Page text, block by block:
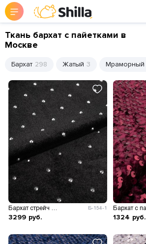
Ткань бархат с пайетками в
Москве
Бархат 298 Жатый 3 Мраморный
Б-154-1
3299 руб. 1324 руб.